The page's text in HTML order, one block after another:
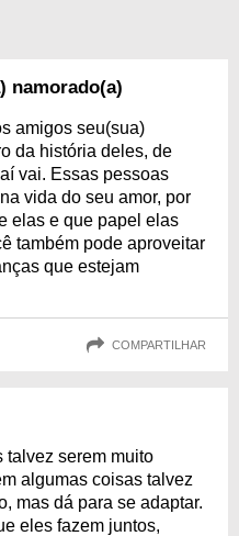
namorado(a)
amigos seu(sua)
da história deles, de
vai. Essas pessoas
vida do seu amor, por
elas e que papel elas
também pode aproveitar
que estejam
COMPARTILHAR
talvez serem muito
algumas coisas talvez
mas dá para se adaptar.
eles fazem juntos,